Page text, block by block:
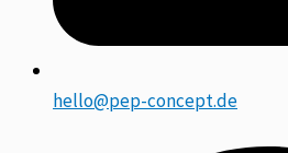
hello@pep-concept.de